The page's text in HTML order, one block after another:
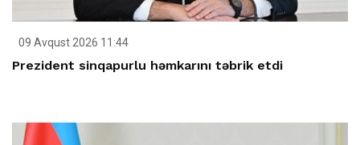
09 Avqust 2026 11:44
Prezident sinqapurlu həmkarını təbrik etdi